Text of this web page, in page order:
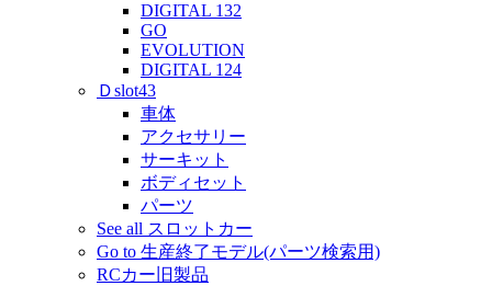
DIGITAL 132
GO
EVOLUTION
DIGITAL 124
Ｄslot43
車体
アクセサリー
サーキット
ボディセット
パーツ
See all スロットカー
Go to 生産終了モデル(パーツ検索用)
RCカー旧製品